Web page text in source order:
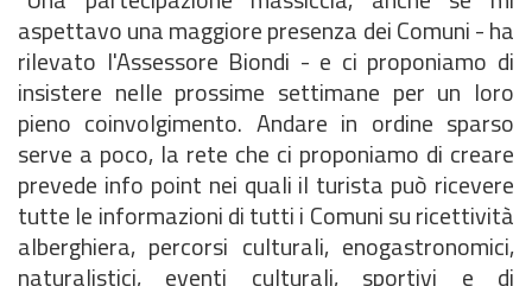
aspettavo una maggiore presenza dei Comuni - ha
rilevato l'Assessore Biondi - e ci proponiamo di
insistere nelle prossime settimane per un loro
pieno coinvolgimento. Andare in ordine sparso
serve a poco, la rete che ci proponiamo di creare
prevede info point nei quali il turista può ricevere
tutte le informazioni di tutti i Comuni su ricettività
alberghiera, percorsi culturali, enogastronomici,
naturalistici, eventi culturali, sportivi e di